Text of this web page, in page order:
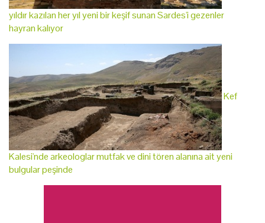
yıldır kazılan her yıl yeni bir keşif sunan Sardes'i gezenler
hayran kalıyor
Kef
Kalesi'nde arkeologlar mutfak ve dini tören alanına ait yeni
bulgular peşinde